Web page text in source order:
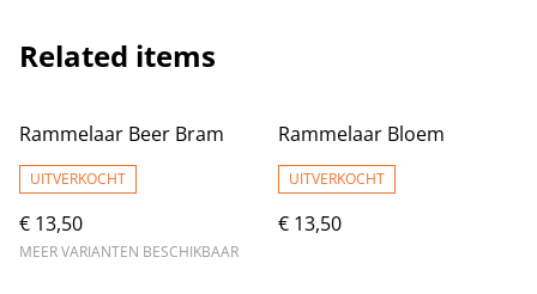
Related items
Rammelaar Beer Bram
UITVERKOCHT
€ 13,50
MEER VARIANTEN BESCHIKBAAR
Rammelaar Bloem
UITVERKOCHT
€ 13,50